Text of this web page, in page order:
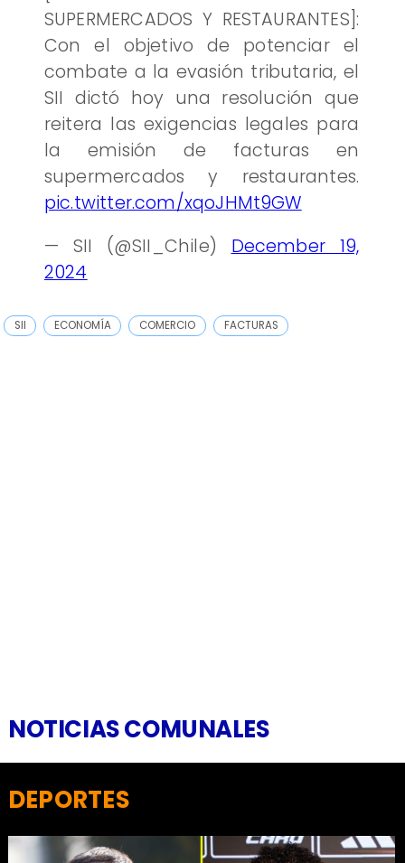
SUPERMERCADOS Y RESTAURANTES]:
Con el objetivo de potenciar el
combate a la evasión tributaria, el
SII dictó hoy una resolución que
reitera las exigencias legales para
la emisión de facturas en
supermercados y restaurantes.
pic.twitter.com/xqoJHMt9GW
— SII (@SII_Chile) December 19,
2024
SII ECONOMÍA COMERCIO FACTURAS
NOTICIAS COMUNALES
DEPORTES